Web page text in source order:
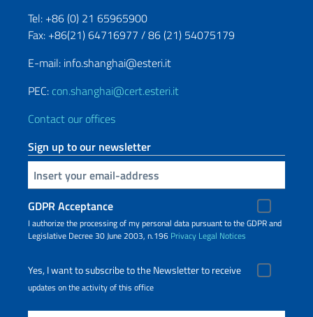
Tel: +86 (0) 21 65965900
Fax: +86(21) 64716977 / 86 (21) 54075179
E-mail: info.shanghai@esteri.it
PEC: con.shanghai@cert.esteri.it
Contact our offices
Sign up to our newsletter
Insert your email
GDPR Acceptance
I authorize the processing of my personal data pursuant to the GDPR and
Legislative Decree 30 June 2003, n.196 Privacy Legal Notices
Yes, I want to subscribe to the Newsletter to receive
updates on the activity of this office